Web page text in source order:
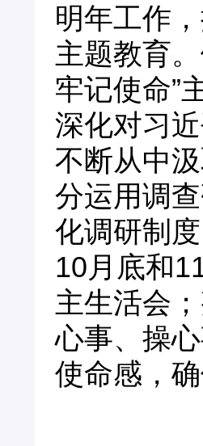
明年工作
主题教育
牢记使命”
深化对习
不断从中
分运用调
化调研制
10月底和
主生活会
心事、操
使命感，